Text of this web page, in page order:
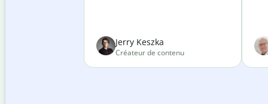
Jerry Keszka
Créateur de contenu